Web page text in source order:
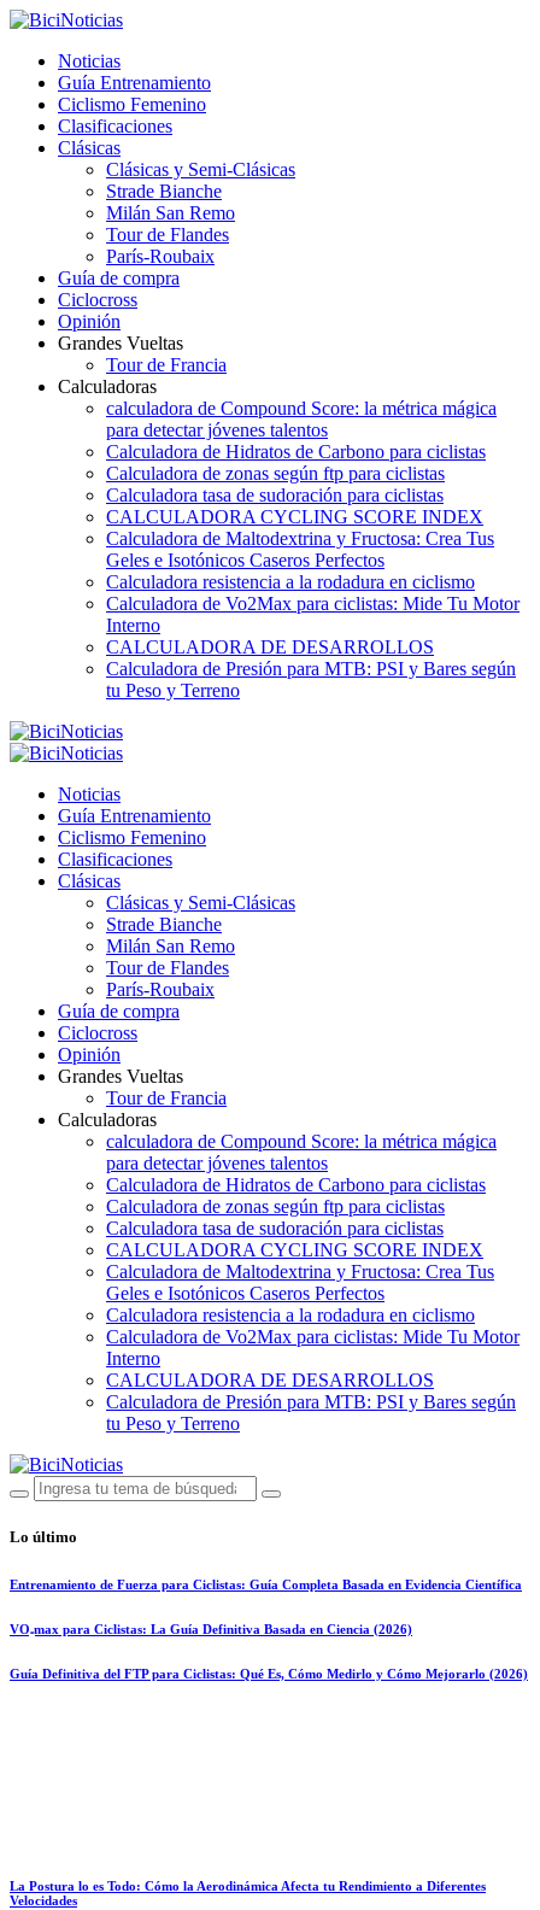
Noticias
Guía Entrenamiento
Ciclismo Femenino
Clasificaciones
Clásicas
Clásicas y Semi-Clásicas
Strade Bianche
Milán San Remo
Tour de Flandes
París-Roubaix
Guía de compra
Ciclocross
Opinión
Grandes Vueltas
Tour de Francia
Calculadoras
calculadora de Compound Score: la métrica mágica
para detectar jóvenes talentos
Calculadora de Hidratos de Carbono para ciclistas
Calculadora de zonas según ftp para ciclistas
Calculadora tasa de sudoración para ciclistas
CALCULADORA CYCLING SCORE INDEX
Calculadora de Maltodextrina y Fructosa: Crea Tus
Geles e Isotónicos Caseros Perfectos
Calculadora resistencia a la rodadura en ciclismo
Calculadora de Vo2Max para ciclistas: Mide Tu Motor
Interno
CALCULADORA DE DESARROLLOS
Calculadora de Presión para MTB: PSI y Bares según
tu Peso y Terreno
Noticias
Guía Entrenamiento
Ciclismo Femenino
Clasificaciones
Clásicas
Clásicas y Semi-Clásicas
Strade Bianche
Milán San Remo
Tour de Flandes
París-Roubaix
Guía de compra
Ciclocross
Opinión
Grandes Vueltas
Tour de Francia
Calculadoras
calculadora de Compound Score: la métrica mágica
para detectar jóvenes talentos
Calculadora de Hidratos de Carbono para ciclistas
Calculadora de zonas según ftp para ciclistas
Calculadora tasa de sudoración para ciclistas
CALCULADORA CYCLING SCORE INDEX
Calculadora de Maltodextrina y Fructosa: Crea Tus
Geles e Isotónicos Caseros Perfectos
Calculadora resistencia a la rodadura en ciclismo
Calculadora de Vo2Max para ciclistas: Mide Tu Motor
Interno
CALCULADORA DE DESARROLLOS
Calculadora de Presión para MTB: PSI y Bares según
tu Peso y Terreno
Lo último
Entrenamiento de Fuerza para Ciclistas: Guía Completa Basada en Evidencia Científica
VO₂max para Ciclistas: La Guía Definitiva Basada en Ciencia (2026)
Guía Definitiva del FTP para Ciclistas: Qué Es, Cómo Medirlo y Cómo Mejorarlo (2026)
La Postura lo es Todo: Cómo la Aerodinámica Afecta tu Rendimiento a Diferentes
Velocidades